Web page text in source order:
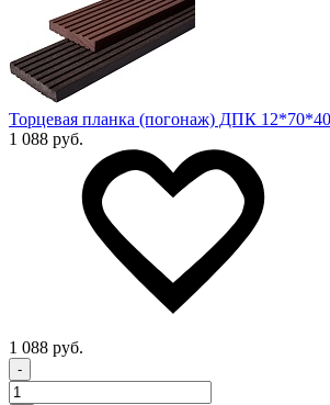
Торцевая планка (погонаж) ДПК
1 088 руб.
1 088 руб.
-